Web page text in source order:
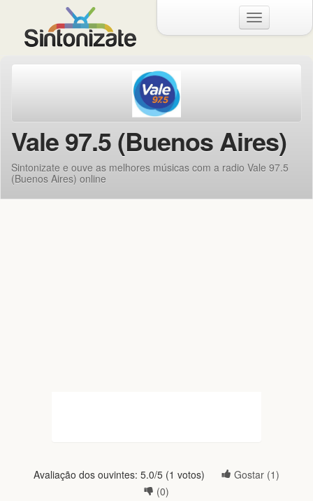
Menu
Vale 97.5 (Buenos Aires)
Sintonizate e ouve as melhores músicas com a radio Vale 97.5
(Buenos Aires) online
Avaliação dos ouvintes: 5.0/5 (1 votos) Gostar (1)
(0)